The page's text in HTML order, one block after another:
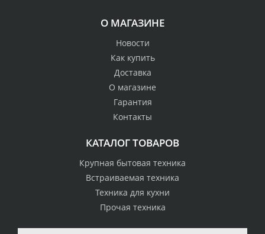
О МАГАЗИНЕ
Новости
Как купить
Доставка
О магазине
Гарантия
Контакты
КАТАЛОГ ТОВАРОВ
Крупная бытовая техника
Встраиваемая техника
Техника для кухни
Прочая техника